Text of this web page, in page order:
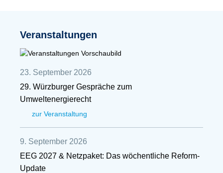
Veranstaltungen
23. September 2026
29. Würzburger Gespräche zum
Umweltenergierecht
zur Veranstaltung
9. September 2026
EEG 2027 & Netzpaket: Das wöchentliche Reform-
Update